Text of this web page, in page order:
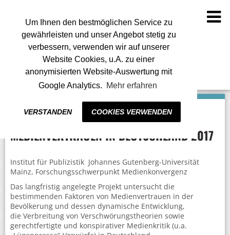
Um Ihnen den bestmöglichen Service zu
gewährleisten und unser Angebot stetig zu
verbessern, verwenden wir auf unserer
Website Cookies, u.A. zu einer
anonymisierten Website-Auswertung mit
Google Analytics.
Mehr erfahren
VERSTANDEN COOKIES VERWENDEN
MEDIENVERTRAUEN IN DEUTSCHLAND 2017
Institut für Publizistik Johannes Gutenberg-Universität
Mainz, Forschungsschwerpunkt Medienkonvergenz
Das langfristig angelegte Projekt untersucht die
bestimmenden Faktoren von Medienvertrauen in der
Bevölkerung und dessen dynamische Entwicklung,
die Verbreitung von Verschwörungstheorien sowie
gerechtfertigte und konspirativer Medienkritik (u.a.